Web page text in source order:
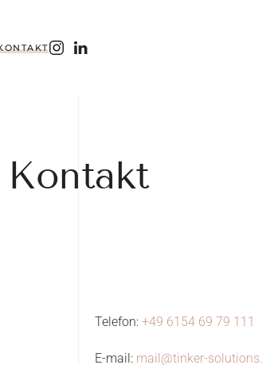
Kontakt
Telefon: +49 6154 69 79 111
E-mail: mail@tinker-